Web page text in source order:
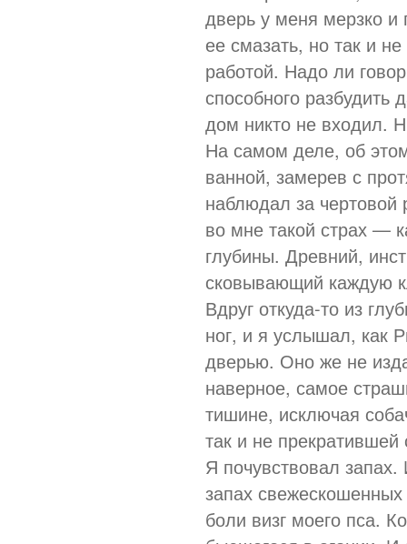
дверь у меня мерзко и
ее смазать, но так и
работой. Надо ли
способного
дом никто не входил.
На самом деле, об
ванной, замерев с
наблюдал за
во мне такой страх —
глубины. Древний,
сковывающий каждую
Вдруг откуда-то из
ног, и я услышал, как
дверью. Оно же не
наверное, самое
тишине, исключая
так и не
Я почувствовал
запах
боли визг моего пса.